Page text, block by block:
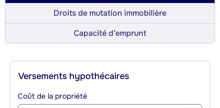
Droits de mutation immobilière
Capacité d’emprunt
Versements hypothécaires
Coût de la propriété